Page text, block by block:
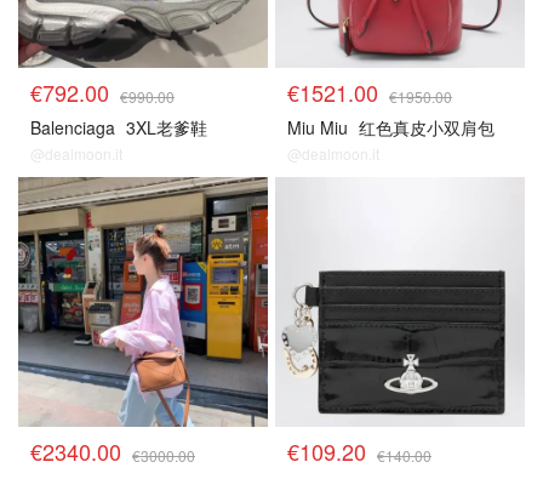
€792.00 €990.00
Balenciaga 3XL老爹鞋
@dealmoon.it
€1521.00 €1950.00
Miu Miu 红色真皮小双肩包
@dealmoon.it
€2340.00 €3000.00 €109.20 €140.00